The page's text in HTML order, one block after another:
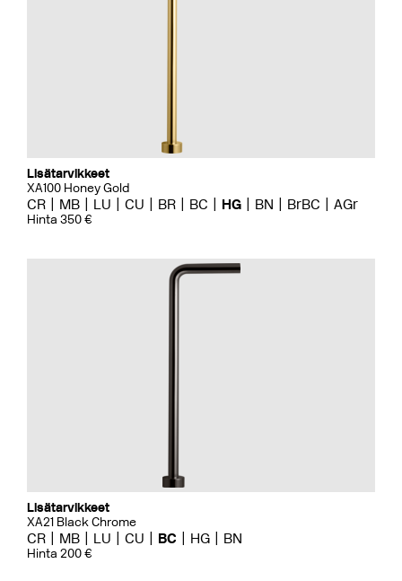
Lisätarvikkeet
XA100 Honey Gold
CR MB LU CU BR BC HG BN BrBC AGr
Hinta 350 €
Lisätarvikkeet
XA21 Black Chrome
CR MB LU CU BC HG BN
Hinta 200 €